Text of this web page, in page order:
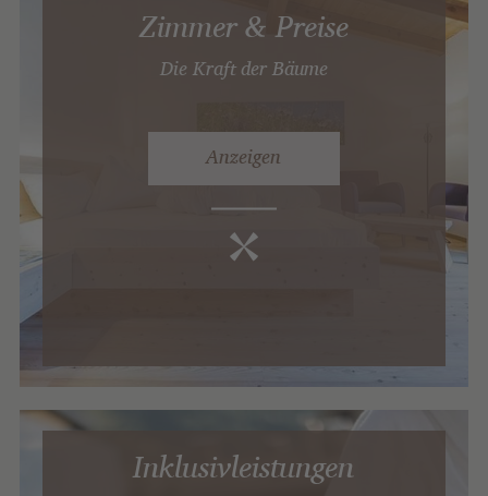
Zimmer & Preise
Die Kraft der Bäume
Anzeigen
Inklusivleistungen